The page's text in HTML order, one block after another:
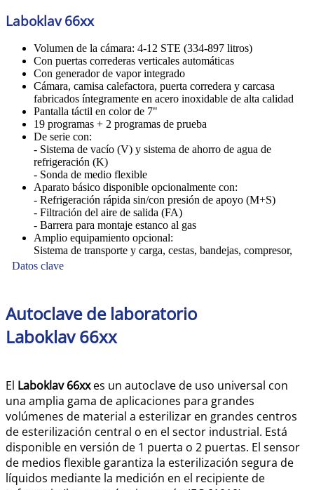
Laboklav 66xx
Volumen de la cámara: 4-12 STE (334-897 litros)
Con puertas correderas verticales automáticas
Con generador de vapor integrado
Cámara, camisa calefactora, puerta corredera y carcasa
fabricados íntegramente en acero inoxidable de alta calidad
Pantalla táctil en color de 7"
19 programas + 2 programas de prueba
De serie con:
- Sistema de vacío (V) y sistema de ahorro de agua de
refrigeración (K)
- Sonda de medio flexible
Aparato básico disponible opcionalmente con:
- Refrigeración rápida sin/con presión de apoyo (M+S)
- Filtración del aire de salida (FA)
- Barrera para montaje estanco al gas
Amplio equipamiento opcional:
Sistema de transporte y carga, cestas, bandejas, compresor,
impresora o software
Datos clave
Autoclave de laboratorio
Laboklav 66xx
El Laboklav 66xxes un autoclave de uso universal con
una amplia gama de aplicaciones para grandes
volúmenes de material a esterilizar en grandes centros
de esterilización central o en el sector industrial. Está
disponible en versión de 1 puerta o 2 puertas. El sensor
de medios flexible garantiza la esterilización segura de
líquidos mediante la medición en el recipiente de